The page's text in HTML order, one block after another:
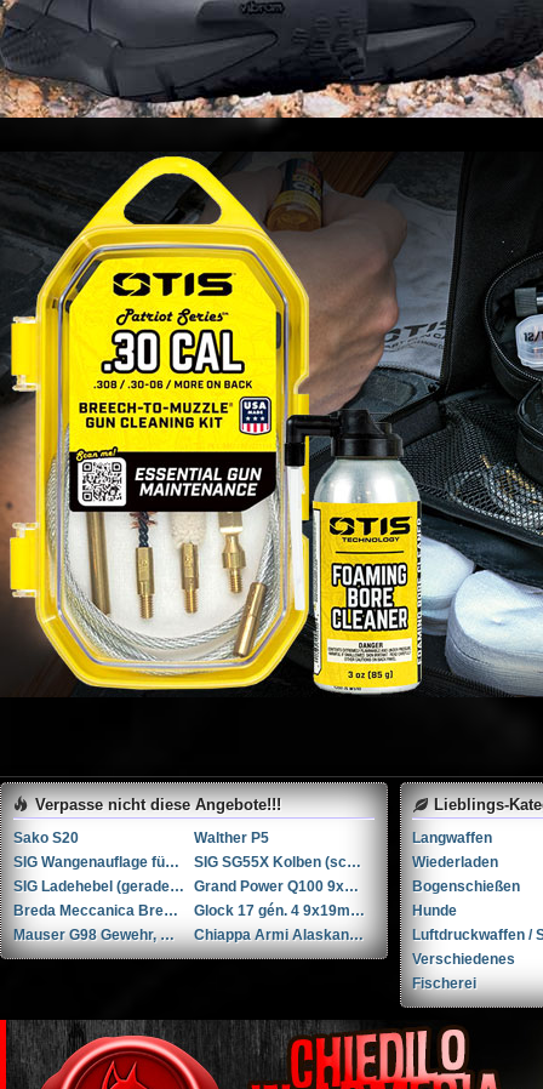
Verpasse nicht diese Angebote!!!
Sako S20
Walther P5
SIG Wangenauflage für SG55X Kolben (schwarz)
SIG SG55X Kolben (schwarz)
SIG Ladehebel (gerade) für SG55X
Grand Power Q100 9x19mm
Breda Meccanica Bresciana (BMB) BREN Mk II .30-06 Springfield
Glock 17 gén. 4 9x19mm Parabellum/Luger/NATO
Mauser G98 Gewehr, Kaliber 8x57 JS
Chiappa Armi Alaskan 1892 .44 Remington Magnum
Lieblings-
Langwaffen
Wiederladen
Bogenschießen
Hunde
Luftdruckwaffen /
Verschiedenes
Fischerei